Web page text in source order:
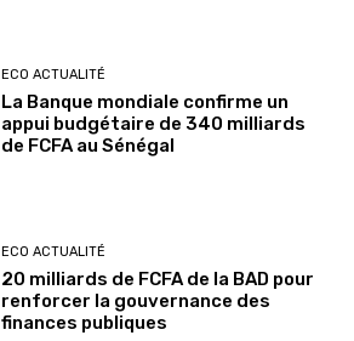
ECO ACTUALITÉ
La Banque mondiale confirme un
appui budgétaire de 340 milliards
de FCFA au Sénégal
ECO ACTUALITÉ
20 milliards de FCFA de la BAD pour
renforcer la gouvernance des
finances publiques